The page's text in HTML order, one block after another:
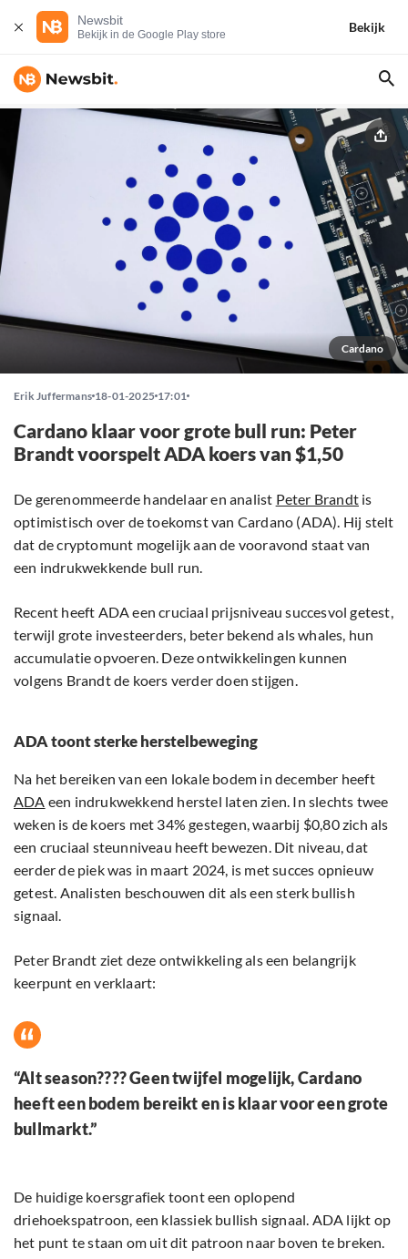
Newsbit
Bekijk in de Google Play store
Bekijk
Cardano
Erik Juffermans 18-01-2025 17:01
Cardano klaar voor grote bull run: Peter
Brandt voorspelt ADA koers van $1,50
De gerenommeerde handelaar en analist Peter Brandt is
optimistisch over de toekomst van Cardano (ADA). Hij stelt
dat de cryptomunt mogelijk aan de vooravond staat van
een indrukwekkende bull run.
Recent heeft ADA een cruciaal prijsniveau succesvol getest,
terwijl grote investeerders, beter bekend als whales, hun
accumulatie opvoeren. Deze ontwikkelingen kunnen
volgens Brandt de koers verder doen stijgen.
ADA toont sterke herstelbeweging
Na het bereiken van een lokale bodem in december heeft
ADA een indrukwekkend herstel laten zien. In slechts twee
weken is de koers met 34% gestegen, waarbij $0,80 zich als
een cruciaal steunniveau heeft bewezen. Dit niveau, dat
eerder de piek was in maart 2024, is met succes opnieuw
getest. Analisten beschouwen dit als een sterk bullish
signaal.
Peter Brandt ziet deze ontwikkeling als een belangrijk
keerpunt en verklaart:
“Alt season???? Geen twijfel mogelijk, Cardano
heeft een bodem bereikt en is klaar voor een grote
bullmarkt.”
De huidige koersgrafiek toont een oplopend
driehoekspatroon, een klassiek bullish signaal. ADA lijkt op
het punt te staan om uit dit patroon naar boven te breken.